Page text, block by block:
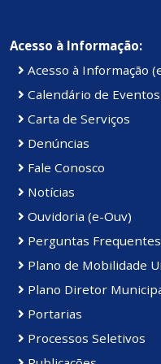
Acesso à Informação:
Acesso à Informação
Calendário de Eventos
Carta de Serviços
Denúncias
Fale Conosco
Notícias
Ouvidoria (e-Ouv)
Perguntas Frequentes
Plano de Mobilidade
Plano Diretor
Portarias
Processos Seletivos